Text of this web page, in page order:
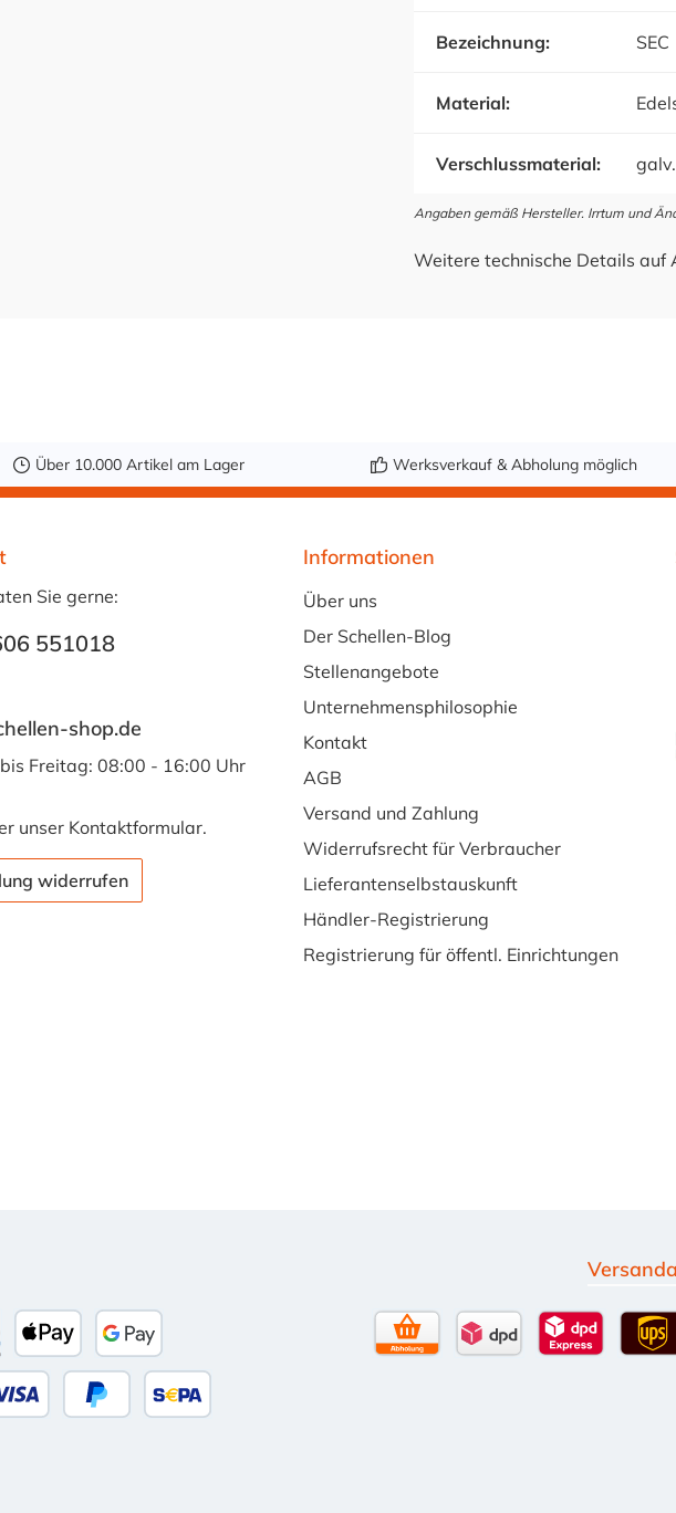
Bezeichnung: SEC
Material:
Verschlussmaterial:
Angaben gemäß Hersteller. Irrtum und
Weitere technische Details auf
Über 10.000 Artikel am Lager Werksverkauf & Abholung möglich
Sie gerne:
551018
shop.de
Freitag: 08:00 - 16:00 Uhr
unser Kontaktformular.
widerrufen
Informationen
Über uns
Der Schellen-Blog
Stellenangebote
Unternehmensphilosophie
Kontakt
AGB
Versand und Zahlung
Widerrufsrecht für Verbraucher
Lieferantenselbstauskunft
Händler-Registrierung
Registrierung für öffentl. Einrichtungen
Apple PayGoogle Pay